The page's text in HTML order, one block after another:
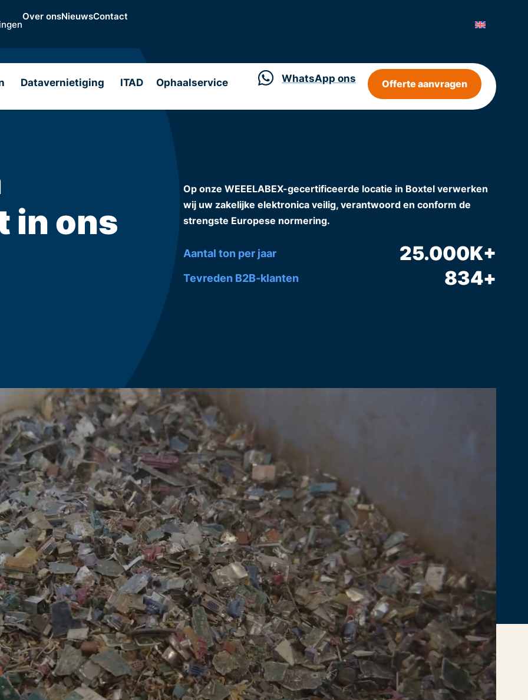
Over onsNieuwsContact
Datavernietiging ITAD Ophaalservice WhatsApp ons Offerte aanvragen
in ons
Op onze WEEELABEX-gecertificeerde locatie in Boxtel verwerken
wij uw zakelijke elektronica veilig, verantwoord en conform de
strengste Europese normering.
Aantal ton per jaar 25.000K+
Tevreden B2B-klanten 834+